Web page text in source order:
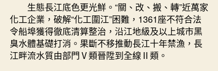
生態長江底色更光鮮。“關、改、搬、轉”近萬家
化工企業，破解“化工圍江”困難，1361座不符合法
令船埠獲得徹底清算整治，沿江地級及以上城市黑
臭水體基礎打消。果斷不移推動長江十年禁漁，長
江畔流水質由部門Ⅴ類晉陞到全線Ⅱ類。